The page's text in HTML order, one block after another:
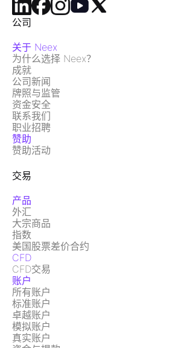
公司
关于 Neex
为什么选择 Neex？
成就
公司新闻
牌照与监管
资金安全
联系我们
职业招聘
赞助
赞助活动
交易
产品
外汇
大宗商品
指数
美国股票差价合约
CFD
CFD交易
账户
所有账户
标准账户
卓越账户
模拟账户
真实账户